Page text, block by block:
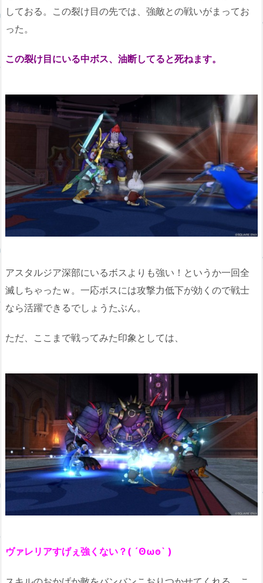
しておる。この裂け目の先では、強敵との戦いがまってお
った。
この裂け目にいる中ボス、油断してると死ねます。
アスタルジア深部にいるボスよりも強い！というか一回全
滅しちゃったｗ。一応ボスには攻撃力低下が効くので戦士
なら活躍できるでしょうたぶん。
ただ、ここまで戦ってみた印象としては、
ヴァレリアすげぇ強くない？( ´Ꙩωꙩ` )